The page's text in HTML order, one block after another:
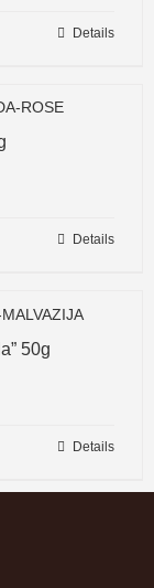
Details
Details
50g
Details